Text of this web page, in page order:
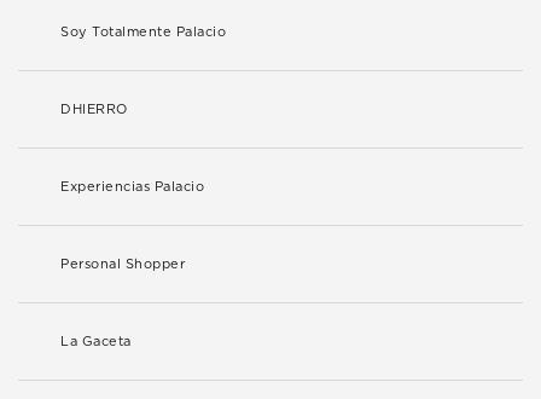
Soy Totalmente Palacio
DHIERRO
Experiencias Palacio
Personal Shopper
La Gaceta